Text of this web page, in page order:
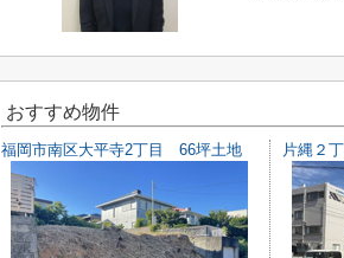
おすすめ物件
福岡市南区大平寺2丁目 66坪土地 片縄２